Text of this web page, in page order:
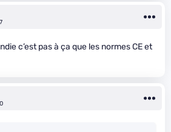
c’est pas à ça que les normes CE et